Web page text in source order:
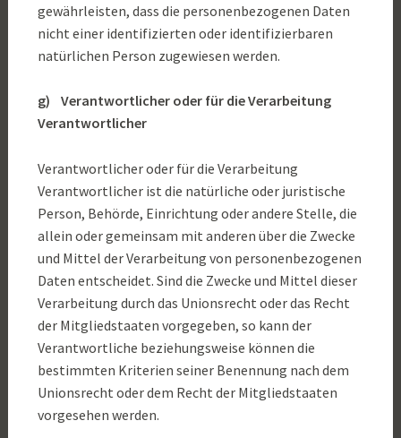
gewährleisten, dass die personenbezogenen Daten
nicht einer identifizierten oder identifizierbaren
natürlichen Person zugewiesen werden.
g) Verantwortlicher oder für die Verarbeitung
Verantwortlicher
Verantwortlicher oder für die Verarbeitung
Verantwortlicher ist die natürliche oder juristische
Person, Behörde, Einrichtung oder andere Stelle, die
allein oder gemeinsam mit anderen über die Zwecke
und Mittel der Verarbeitung von personenbezogenen
Daten entscheidet. Sind die Zwecke und Mittel dieser
Verarbeitung durch das Unionsrecht oder das Recht
der Mitgliedstaaten vorgegeben, so kann der
Verantwortliche beziehungsweise können die
bestimmten Kriterien seiner Benennung nach dem
Unionsrecht oder dem Recht der Mitgliedstaaten
vorgesehen werden.